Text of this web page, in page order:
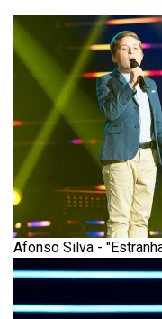
Afonso Silva -